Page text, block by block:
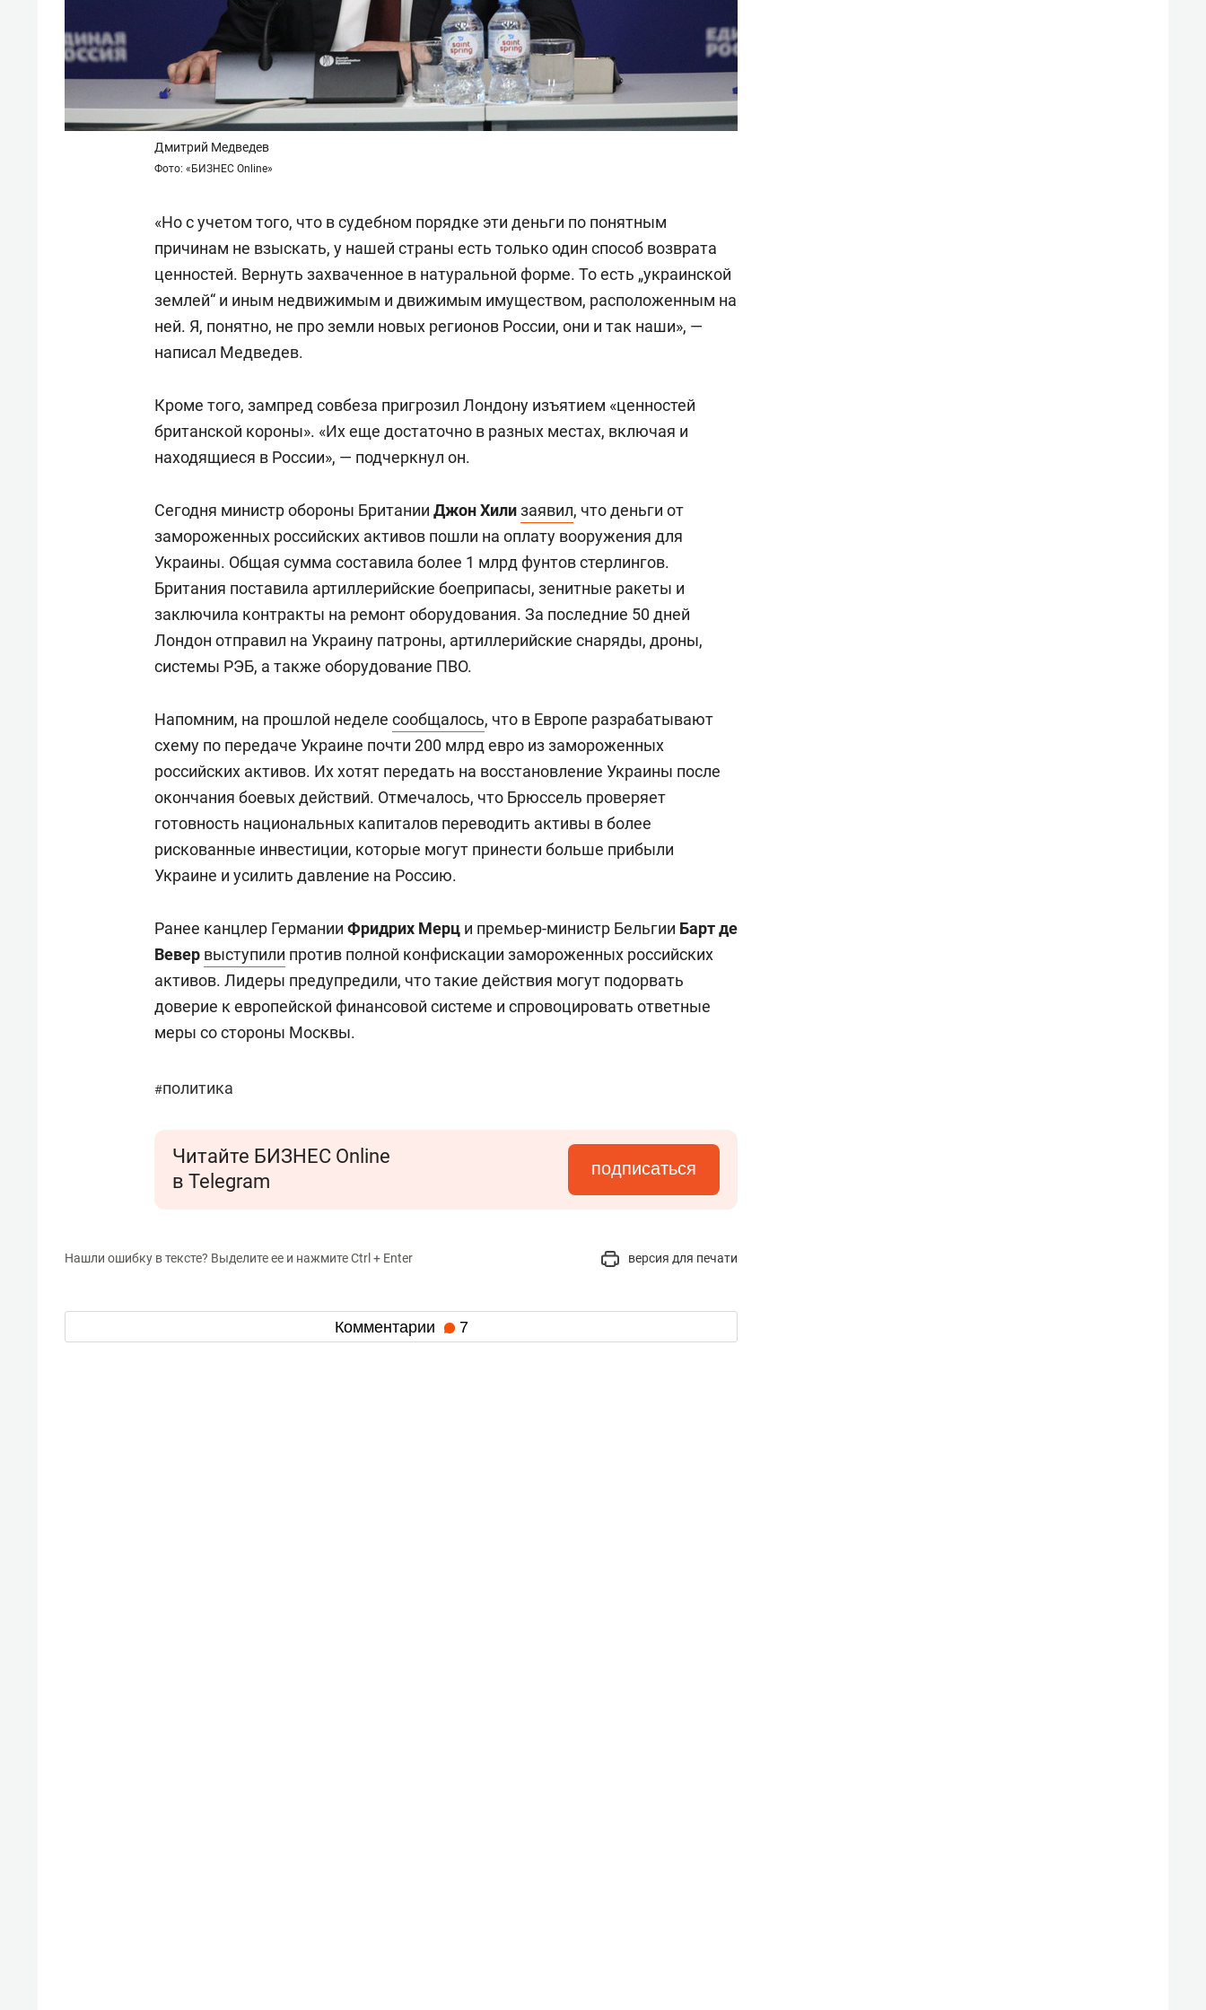
Дмитрий Медведев
Фото: «БИЗНЕС Online»
«Но с учетом того, что в судебном порядке эти деньги по понятным
причинам не взыскать, у нашей страны есть только один способ возврата
ценностей. Вернуть захваченное в натуральной форме. То есть „украинской
землей“ и иным недвижимым и движимым имуществом, расположенным на
ней. Я, понятно, не про земли новых регионов России, они и так наши», —
написал Медведев.
Кроме того, зампред совбеза пригрозил Лондону изъятием «ценностей
британской короны». «Их еще достаточно в разных местах, включая и
находящиеся в России», — подчеркнул он.
Сегодня министр обороны Британии Джон Хилизаявил, что деньги от
замороженных российских активов пошли на оплату вооружения для
Украины. Общая сумма составила более 1 млрд фунтов стерлингов.
Британия поставила артиллерийские боеприпасы, зенитные ракеты и
заключила контракты на ремонт оборудования. За последние 50 дней
Лондон отправил на Украину патроны, артиллерийские снаряды, дроны,
системы РЭБ, а также оборудование ПВО.
Напомним, на прошлой неделе сообщалось, что в Европе разрабатывают
схему по передаче Украине почти 200 млрд евро из замороженных
российских активов. Их хотят передать на восстановление Украины после
окончания боевых действий. Отмечалось, что Брюссель проверяет
готовность национальных капиталов переводить активы в более
рискованные инвестиции, которые могут принести больше прибыли
Украине и усилить давление на Россию.
Ранее канцлер Германии Фридрих Мерц и премьер-министр Бельгии Барт де
Вевер выступили против полной конфискации замороженных российских
активов. Лидеры предупредили, что такие действия могут подорвать
доверие к европейской финансовой системе и спровоцировать ответные
меры со стороны Москвы.
#политика
Читайте БИЗНЕС Online
в Telegram
подписаться
Нашли ошибку в тексте? Выделите ее и нажмите Ctrl + Enter версия для печати
Комментарии 7